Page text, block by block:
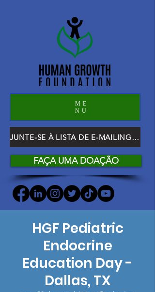
ME
NU
JUNTE-SE À LISTA DE E-MAILING DO HGF
FAÇA UMA DOAÇÃO
HGF Pediatric
Endocrine
Education Day -
Dallas, TX